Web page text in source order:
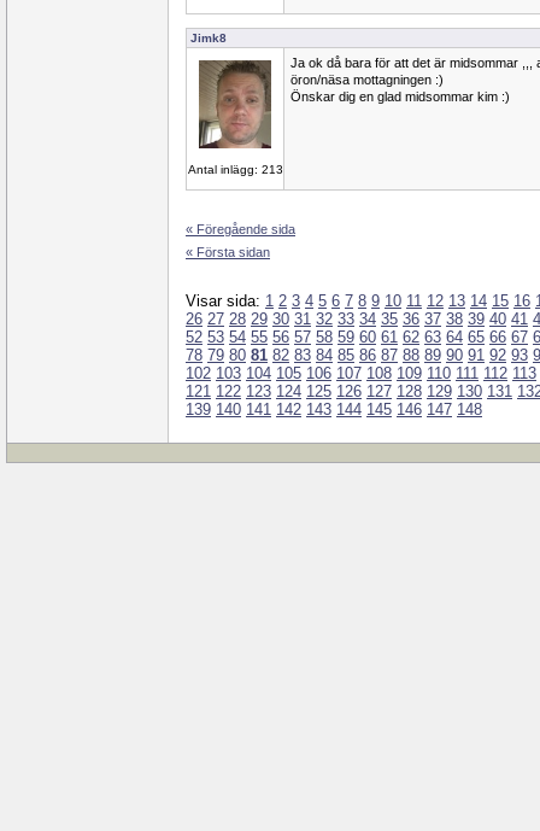
Jimk8
Antal inlägg: 213
Ja ok då bara för att det är midsommar ,,,
öron/näsa mottagningen :)
Önskar dig en glad midsommar kim :)
« Föregående sida
« Första sidan
Visar sida: 1 2 3 4 5 6 7 8 9 10 11 12 13 14 15 16
26 27 28 29 30 31 32 33 34 35 36 37 38 39 40 41
52 53 54 55 56 57 58 59 60 61 62 63 64 65 66 67
78 79 80 81 82 83 84 85 86 87 88 89 90 91 92 93
102 103 104 105 106 107 108 109 110 111 112 113
121 122 123 124 125 126 127 128 129 130 131
139 140 141 142 143 144 145 146 147 148